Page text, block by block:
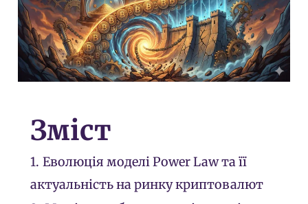
Зміст
1. Еволюція моделі Power Law та її
актуальність на ринку криптовалют